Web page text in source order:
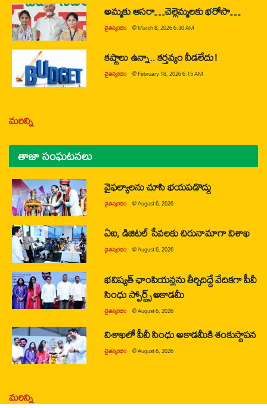
అమ్మకు ఆసరా…చెల్లెమ్మలకు భరోసా…
చైతన్యరధం @March 8, 2026 6:30 AM
కష్టాలు ఉన్నా.. కర్తవ్యం వీడలేదు!
చైతన్యరధం @February 18, 2026 6:15 AM
మరిన్ని
తాజా సంఘటనలు
వైఫల్యాలను చూసి భయపడొద్దు
చైతన్యరధం @August 6, 2026
ఏఐ, డిజిటల్ సేవలకు చిరునామాగా విశాఖ
చైతన్యరధం @August 6, 2026
భవిష్యత్ ఛాంపియన్లను తీర్చిదిద్దే వేదికగా పీవీ
సింధు స్పోర్ట్స్ అకాడమీ
చైతన్యరధం @August 6, 2026
విశాఖలో పీవీ సింధు అకాడమీకి శంకుస్థాపన
చైతన్యరధం @August 6, 2026
మరిన్ని